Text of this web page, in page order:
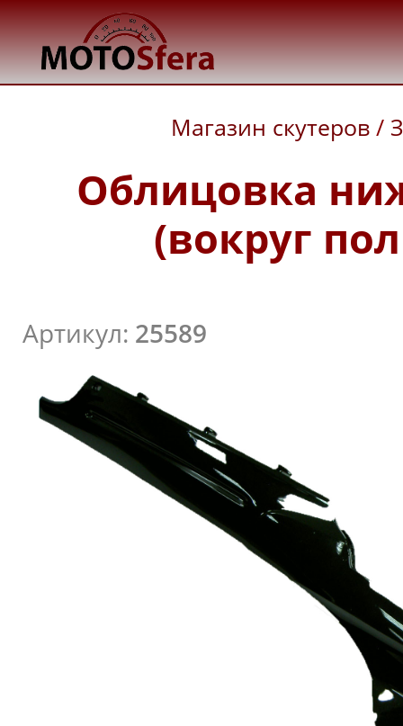
Магазин скутеров /
Облицовка
(вокруг
Артикул: 25589